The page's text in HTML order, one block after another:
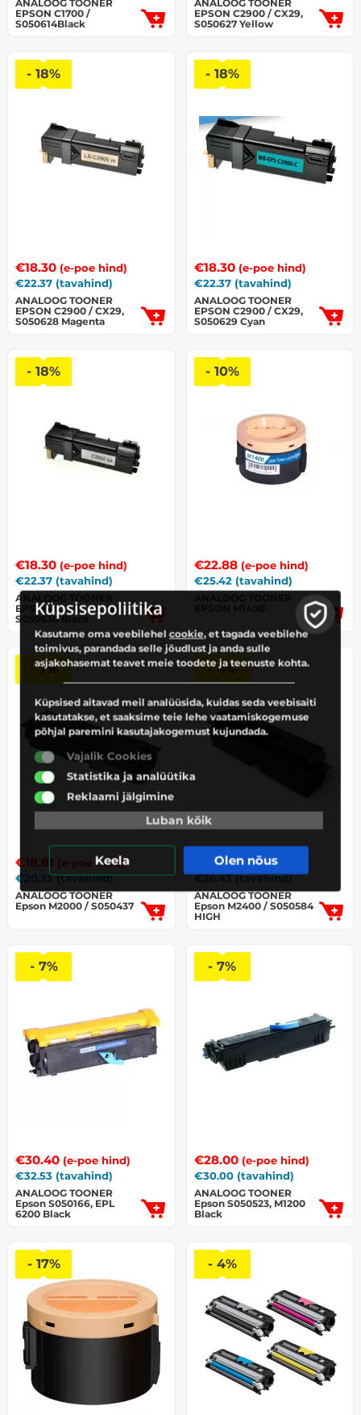
ANALOOG TOONER
EPSON C1700 /
S050614Black
ANALOOG TOONER
EPSON C2900 / CX29,
S050627 Yellow
- 18%
€18.30 (e-poe hind)
€22.37 (tavahind)
ANALOOG TOONER
EPSON C2900 / CX29,
S050628 Magenta
- 18%
€18.30 (e-poe hind)
€22.37 (tavahind)
ANALOOG TOONER
EPSON C2900 / CX29,
S050629 Cyan
- 18%
€18.30 (e-poe hind)
€22.37 (tavahind)
ANALOOG TOONER
EPSON C2900 / CX29,
S050630 Black
- 10%
€22.88 (e-poe hind)
€25.42 (tavahind)
- 7%
€18.81 (e-poe hind)
€20.33 (tavahind)
ANALOOG TOONER
Epson M2000 / S050437
- 4%
25.32 (e-poe hind)
€26.43 (tavahind)
ANALOOG TOONER
Epson M2400 / S050584
HIGH
- 7%
€30.40 (e-poe hind)
€32.53 (tavahind)
ANALOOG TOONER
Epson S050166, EPL
6200 Black
- 7%
€28.00 (e-poe hind)
€30.00 (tavahind)
ANALOOG TOONER
Epson S050523, M1200
Black
- 17% - 4%
Küpsisepoliitika
Kasutame oma veebilehel cookie, et tagada veebilehe
toimivus, parandada selle jõudlust ja anda sulle
asjakohasemat teavet meie toodete ja teenuste kohta.
Küpsised aitavad meil analüüsida, kuidas seda veebisaiti
kasutatakse, et saaksime teie lehe vaatamiskogemuse
põhjal paremini kasutajakogemust kujundada.
Vajalik Cookies
Statistika ja analüütika
Reklaami jälgimine
Luban kõik
Keela Olen nõus